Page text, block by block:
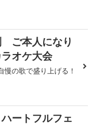
ご本人になり
オケ大会
慢の歌で盛り上げる！
ートフルフェ